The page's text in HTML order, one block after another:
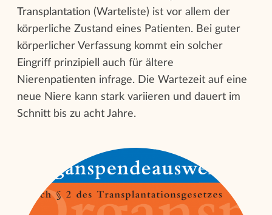
Transplantation (Warteliste) ist vor allem der
körperliche Zustand eines Patienten. Bei guter
körperlicher Verfassung kommt ein solcher
Eingriff prinzipiell auch für ältere
Nierenpatienten infrage. Die Wartezeit auf eine
neue Niere kann stark variieren und dauert im
Schnitt bis zu acht Jahre.